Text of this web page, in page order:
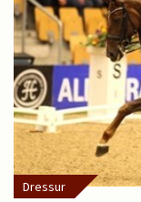
Dressur